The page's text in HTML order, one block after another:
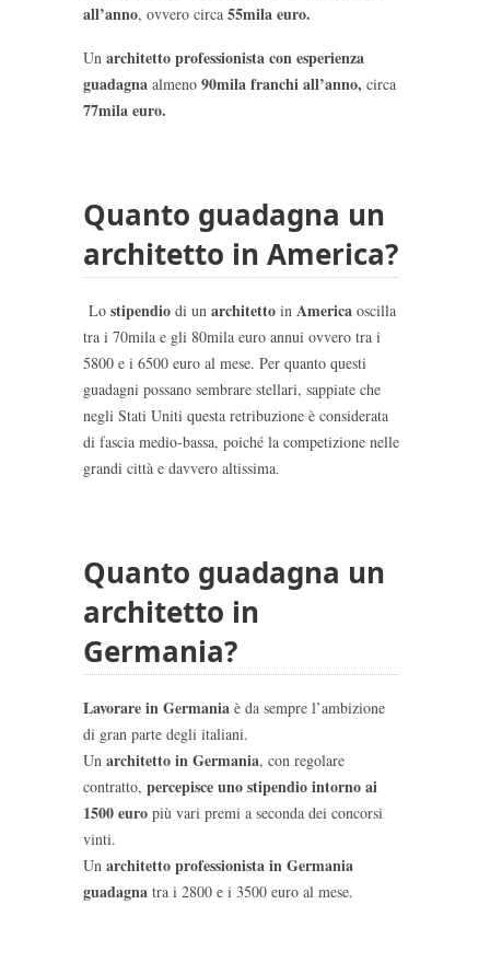
all’anno, ovvero circa 55mila euro.
Un architetto professionista con esperienza
guadagna almeno 90mila franchi all’anno, circa
77mila euro.
Quanto guadagna un
architetto in America?
Lo stipendio di un architetto in America oscilla
tra i 70mila e gli 80mila euro annui ovvero tra i
5800 e i 6500 euro al mese. Per quanto questi
guadagni possano sembrare stellari, sappiate che
negli Stati Uniti questa retribuzione è considerata
di fascia medio-bassa, poiché la competizione nelle
grandi città e davvero altissima.
Quanto guadagna un
architetto in
Germania?
Lavorare in Germania è da sempre l’ambizione
di gran parte degli italiani.
Un architetto in Germania, con regolare
contratto, percepisceuno stipendiointorno ai
1500 euro più vari premi a seconda dei concorsi
vinti.
Un architetto professionista in Germania
guadagna tra i 2800 e i 3500 euro al mese.